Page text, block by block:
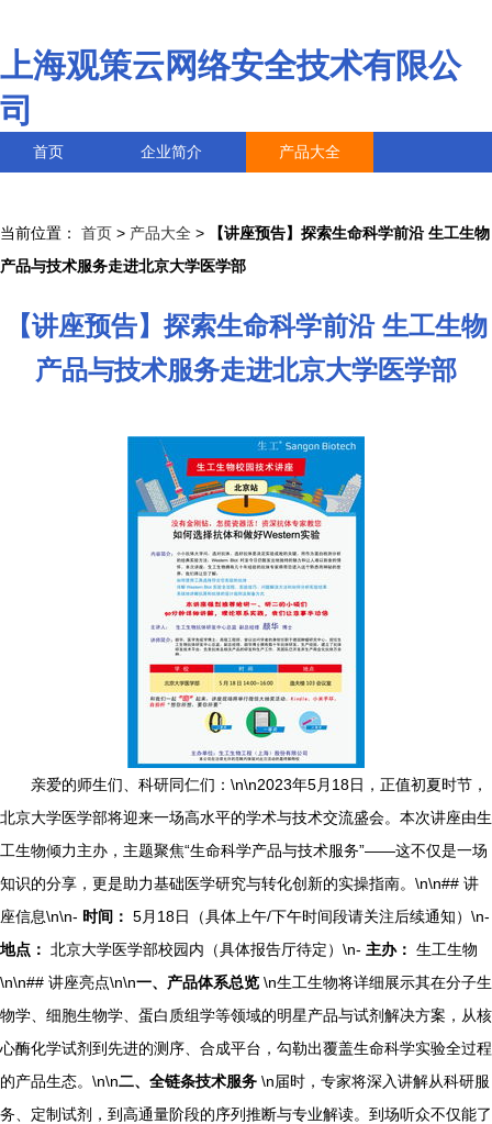
上海观策云网络安全技术有限公
司
首页 企业简介 产品大全
当前位置： 首页 > 产品大全 >
【讲座预告】探索生命科学前沿 生工生物
产品与技术服务走进北京大学医学部
【讲座预告】探索生命科学前沿 生工生物
产品与技术服务走进北京大学医学部
亲爱的师生们、科研同仁们：\n\n2023年5月18日，正值初夏时节，
北京大学医学部将迎来一场高水平的学术与技术交流盛会。本次讲座由生
工生物倾力主办，主题聚焦“生命科学产品与技术服务”——这不仅是一场
知识的分享，更是助力基础医学研究与转化创新的实操指南。\n\n## 讲
座信息\n\n- 时间： 5月18日（具体上午/下午时间段请关注后续通知）\n-
地点： 北京大学医学部校园内（具体报告厅待定）\n- 主办： 生工生物
\n\n## 讲座亮点\n\n一、产品体系总览 \n生工生物将详细展示其在分子生
物学、细胞生物学、蛋白质组学等领域的明星产品与试剂解决方案，从核
心酶化学试剂到先进的测序、合成平台，勾勒出覆盖生命科学实验全过程
的产品生态。\n\n二、全链条技术服务 \n届时，专家将深入讲解从科研服
务、定制试剂，到高通量阶段的序列推断与专业解读。到场听众不仅能了